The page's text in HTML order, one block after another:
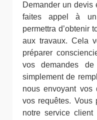
Demander un devis
faites appel à un
permettra d’obtenir
aux travaux. Cela
préparer
vos demandes
simplement de
nous envoyant vos
vos requêtes. Vous
notre service